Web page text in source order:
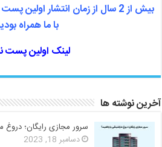
بیش از 2 سال از زمان انتشار
با ما همراه
لینک اولین پست
آخرین نوشته ها
سرور مجازی رایگان؛ دروغ
دسامبر 18, 2023